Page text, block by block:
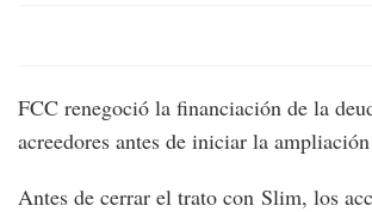
FCC renegoció la financiación de la
acreedores antes de iniciar la
Antes de cerrar el trato con Slim, los